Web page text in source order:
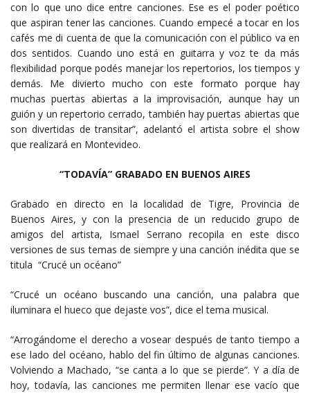
con lo que uno dice entre canciones. Ese es el poder poético
que aspiran tener las canciones. Cuando empecé a tocar en los
cafés me di cuenta de que la comunicación con el público va en
dos sentidos. Cuando uno está en guitarra y voz te da más
flexibilidad porque podés manejar los repertorios, los tiempos y
demás. Me divierto mucho con este formato porque hay
muchas puertas abiertas a la improvisación, aunque hay un
guión y un repertorio cerrado, también hay puertas abiertas que
son divertidas de transitar”, adelantó el artista sobre el show
que realizará en Montevideo.
“TODAVÍA” GRABADO EN BUENOS AIRES
Grabado en directo en la localidad de Tigre, Provincia de
Buenos Aires, y con la presencia de un reducido grupo de
amigos del artista, Ismael Serrano recopila en este disco
versiones de sus temas de siempre y una canción inédita que se
titula “Crucé un océano”
“Crucé un océano buscando una canción, una palabra que
iluminara el hueco que dejaste vos”, dice el tema musical.
“Arrogándome el derecho a vosear después de tanto tiempo a
ese lado del océano, hablo del fin último de algunas canciones.
Volviendo a Machado, “se canta a lo que se pierde”. Y a día de
hoy, todavía, las canciones me permiten llenar ese vacío que